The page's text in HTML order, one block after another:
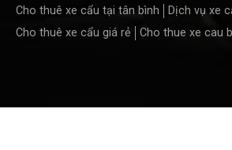
Cho thuê xe cẩu tại tân bình
Dịch vụ xe
Cho thuê xe cẩu giá rẻ
Cho thue xe cau